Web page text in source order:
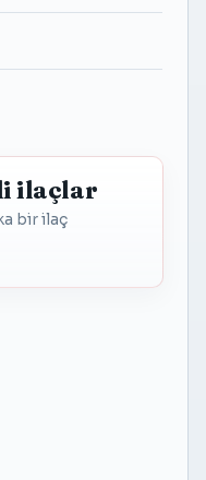
ilaçlar
bir ilaç